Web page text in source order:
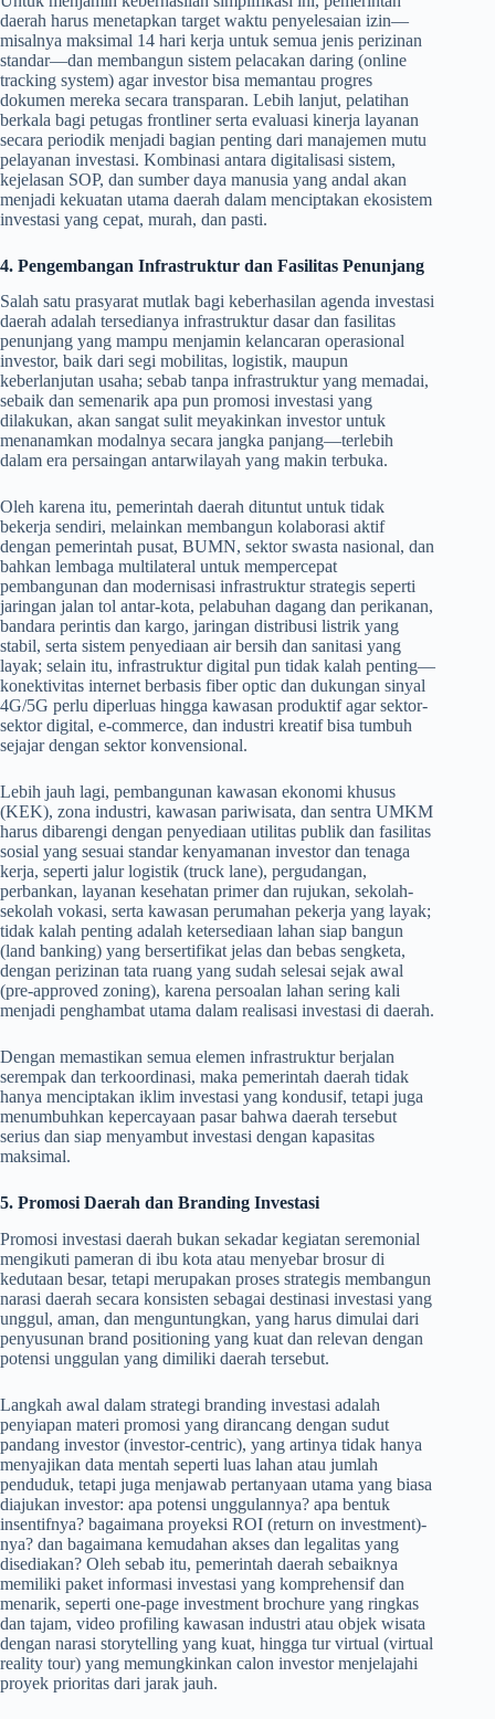
daerah harus menetapkan target waktu penyelesaian izin—
misalnya maksimal 14 hari kerja untuk semua jenis perizinan
standar—dan membangun sistem pelacakan daring (online
tracking system) agar investor bisa memantau progres
dokumen mereka secara transparan. Lebih lanjut, pelatihan
berkala bagi petugas frontliner serta evaluasi kinerja layanan
secara periodik menjadi bagian penting dari manajemen mutu
pelayanan investasi. Kombinasi antara digitalisasi sistem,
kejelasan SOP, dan sumber daya manusia yang andal akan
menjadi kekuatan utama daerah dalam menciptakan ekosistem
investasi yang cepat, murah, dan pasti.
4. Pengembangan Infrastruktur dan Fasilitas Penunjang
Salah satu prasyarat mutlak bagi keberhasilan agenda investasi
daerah adalah tersedianya infrastruktur dasar dan fasilitas
penunjang yang mampu menjamin kelancaran operasional
investor, baik dari segi mobilitas, logistik, maupun
keberlanjutan usaha; sebab tanpa infrastruktur yang memadai,
sebaik dan semenarik apa pun promosi investasi yang
dilakukan, akan sangat sulit meyakinkan investor untuk
menanamkan modalnya secara jangka panjang—terlebih
dalam era persaingan antarwilayah yang makin terbuka.
Oleh karena itu, pemerintah daerah dituntut untuk tidak
bekerja sendiri, melainkan membangun kolaborasi aktif
dengan pemerintah pusat, BUMN, sektor swasta nasional, dan
bahkan lembaga multilateral untuk mempercepat
pembangunan dan modernisasi infrastruktur strategis seperti
jaringan jalan tol antar-kota, pelabuhan dagang dan perikanan,
bandara perintis dan kargo, jaringan distribusi listrik yang
stabil, serta sistem penyediaan air bersih dan sanitasi yang
layak; selain itu, infrastruktur digital pun tidak kalah penting—
konektivitas internet berbasis fiber optic dan dukungan sinyal
4G/5G perlu diperluas hingga kawasan produktif agar sektor-
sektor digital, e-commerce, dan industri kreatif bisa tumbuh
sejajar dengan sektor konvensional.
Lebih jauh lagi, pembangunan kawasan ekonomi khusus
(KEK), zona industri, kawasan pariwisata, dan sentra UMKM
harus dibarengi dengan penyediaan utilitas publik dan fasilitas
sosial yang sesuai standar kenyamanan investor dan tenaga
kerja, seperti jalur logistik (truck lane), pergudangan,
perbankan, layanan kesehatan primer dan rujukan, sekolah-
sekolah vokasi, serta kawasan perumahan pekerja yang layak;
tidak kalah penting adalah ketersediaan lahan siap bangun
(land banking) yang bersertifikat jelas dan bebas sengketa,
dengan perizinan tata ruang yang sudah selesai sejak awal
(pre-approved zoning), karena persoalan lahan sering kali
menjadi penghambat utama dalam realisasi investasi di daerah.
Dengan memastikan semua elemen infrastruktur berjalan
serempak dan terkoordinasi, maka pemerintah daerah tidak
hanya menciptakan iklim investasi yang kondusif, tetapi juga
menumbuhkan kepercayaan pasar bahwa daerah tersebut
serius dan siap menyambut investasi dengan kapasitas
maksimal.
5. Promosi Daerah dan Branding Investasi
Promosi investasi daerah bukan sekadar kegiatan seremonial
mengikuti pameran di ibu kota atau menyebar brosur di
kedutaan besar, tetapi merupakan proses strategis membangun
narasi daerah secara konsisten sebagai destinasi investasi yang
unggul, aman, dan menguntungkan, yang harus dimulai dari
penyusunan brand positioning yang kuat dan relevan dengan
potensi unggulan yang dimiliki daerah tersebut.
Langkah awal dalam strategi branding investasi adalah
penyiapan materi promosi yang dirancang dengan sudut
pandang investor (investor-centric), yang artinya tidak hanya
menyajikan data mentah seperti luas lahan atau jumlah
penduduk, tetapi juga menjawab pertanyaan utama yang biasa
diajukan investor: apa potensi unggulannya? apa bentuk
insentifnya? bagaimana proyeksi ROI (return on investment)-
nya? dan bagaimana kemudahan akses dan legalitas yang
disediakan? Oleh sebab itu, pemerintah daerah sebaiknya
memiliki paket informasi investasi yang komprehensif dan
menarik, seperti one-page investment brochure yang ringkas
dan tajam, video profiling kawasan industri atau objek wisata
dengan narasi storytelling yang kuat, hingga tur virtual (virtual
reality tour) yang memungkinkan calon investor menjelajahi
proyek prioritas dari jarak jauh.